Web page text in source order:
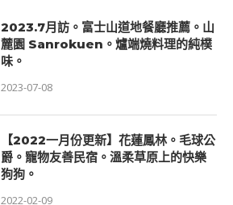
2023.7月訪。富士山道地餐廳推薦。山
麓園 Sanrokuen。爐端燒料理的純樸
味。
2023-07-08
【2022一月份更新】花蓮鳳林。毛球公
爵。寵物友善民宿。溫柔草原上的快樂
狗狗。
2022-02-09